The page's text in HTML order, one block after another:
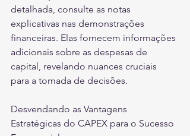
detalhada, consulte as notas
explicativas nas demonstrações
financeiras. Elas fornecem informações
adicionais sobre as despesas de
capital, revelando nuances cruciais
para a tomada de decisões.
Desvendando as Vantagens
Estratégicas do CAPEX para o Sucesso